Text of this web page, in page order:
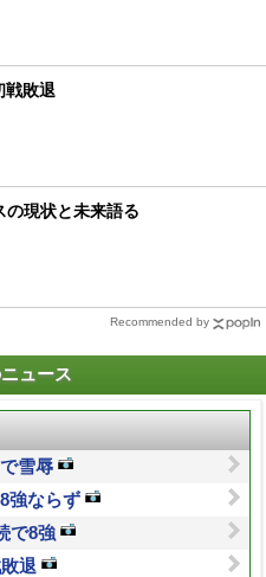
戦敗退
の現状と未来語る
Recommended by
ュース
雪辱
強ならず
で8強
退